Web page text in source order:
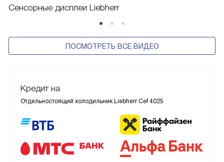
Сенсорные дисплеи Liebherr
ПОСМОТРЕТЬ ВСЕ ВИДЕО
Кредит на
Отдельностоящий холодильник Liebherr Cef 4025